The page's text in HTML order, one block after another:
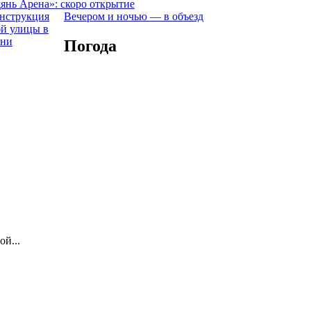
Арена»: скоро открытие
Вечером и ночью — в объезд
Погода